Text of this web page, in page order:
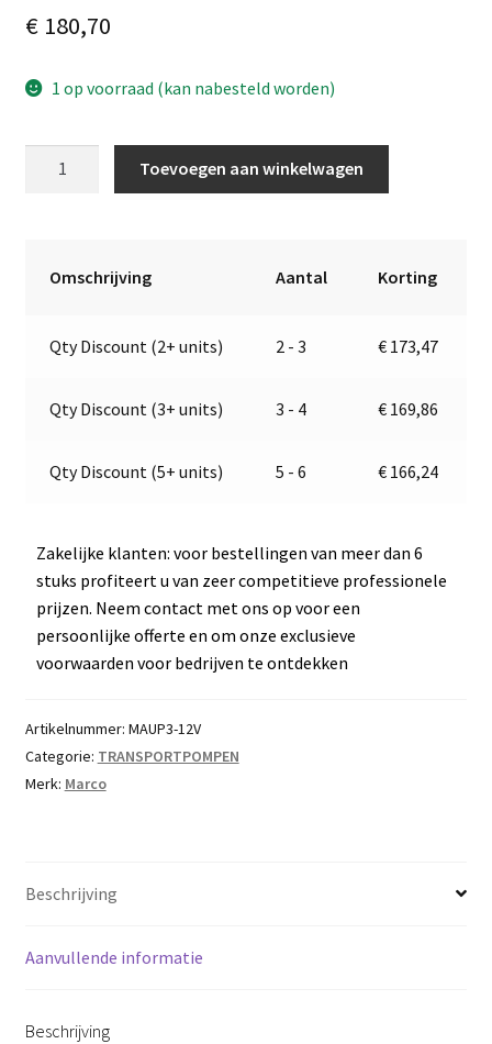
€180,70
1 op voorraad (kan nabesteld worden)
12V
Marco
Toevoegen aan winkelwagen
t
v
Omschrijving Aantal Korting
Qty Discount (2+ units) 2 - 3 € 173,47
Qty Discount (3+ units) 3 - 4 € 169,86
Qty Discount (5+ units) 5 - 6 € 166,24
Zakelijke klanten: voor bestellingen van meer dan 6
stuks profiteert u van zeer competitieve professionele
prijzen. Neem contact met ons op voor een
persoonlijke offerte en om onze exclusieve
voorwaarden voor bedrijven te ontdekken
Artikelnummer: MAUP3-12V
Categorie: TRANSPORTPOMPEN
Merk: Marco
Beschrijving
Aanvullende informatie
Beschrijving